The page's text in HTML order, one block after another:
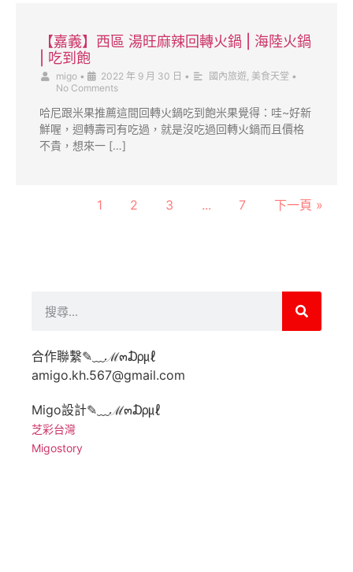
【嘉義】西區 湯旺麻辣回轉火鍋 | 海陸火鍋
| 吃到飽
migo • 2022 年 9 月 30 日 • 國內旅遊, 美食天堂 •
No Comments
哈尼跟米果推薦這間回轉火鍋吃到飽米果覺得：哇~好新
鮮喔，迴轉壽司有吃過，就是沒吃過回轉火鍋而且價格
不貴，想來一 […]
1 2 3 ... 7 下一頁 »
合作聯繫✎﹏ℳ๓₯㎕
amigo.kh.567@gmail.com
Migo設計✎﹏ℳ๓₯㎕
芝彩台灣
Migostory